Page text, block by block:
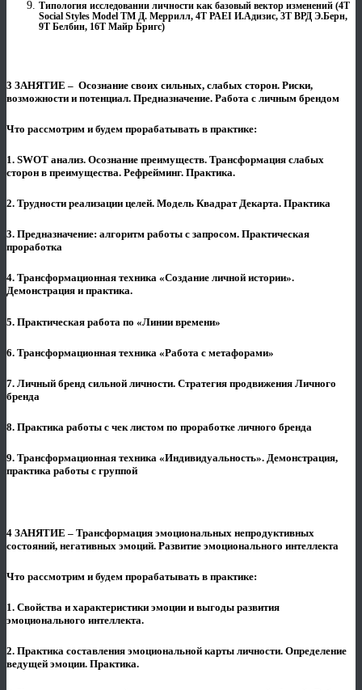
Типология исследовании личности как базовый вектор изменений (4Т
Social Styles Model TM Д. Меррилл, 4Т PAEI И.Адизис, 3Т ВРД Э.Берн,
9Т Белбин, 16Т Майр Бригс)
3 ЗАНЯТИЕ – Осознание своих сильных, слабых сторон. Риски,
возможности и потенциал. Предназначение. Работа с личным брендом
Что рассмотрим и будем прорабатывать в практике:
1. SWOT анализ. Осознание преимуществ. Трансформация слабых
сторон в преимущества. Рефрейминг. Практика.
2. Трудности реализации целей. Модель Квадрат Декарта. Практика
3. Предназначение: алгоритм работы с запросом. Практическая
проработка
4. Трансформационная техника «Создание личной истории».
Демонстрация и практика.
5. Практическая работа по «Линии времени»
6. Трансформационная техника «Работа с метафорами»
7. Личный бренд сильной личности. Стратегия продвижения Личного
бренда
8. Практика работы с чек листом по проработке личного бренда
9. Трансформационная техника «Индивидуальность». Демонстрация,
практика работы с группой
4 ЗАНЯТИЕ – Трансформация эмоциональных непродуктивных
состояний, негативных эмоций. Развитие эмоционального интеллекта
Что рассмотрим и будем прорабатывать в практике:
1. Свойства и характеристики эмоции и выгоды развития
эмоционального интеллекта.
2. Практика составления эмоциональной карты личности. Определение
ведущей эмоции. Практика.